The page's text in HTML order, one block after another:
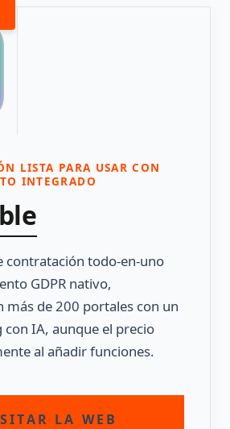
LISTA PARA USAR CON
INTEGRADO
contratación todo-en-uno
GDPR nativo,
más de 200 portales con un
con IA, aunque el precio
al añadir funciones.
LA WEB